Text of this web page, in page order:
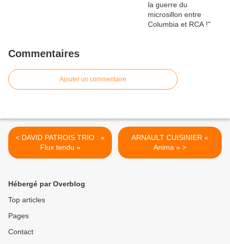
Commentaires
Ajouter un commentaire
< DAVID PATROIS TRIO : «
Flux tendu »
ARNAULT CUISINIER «
Anima » >
Hébergé par Overblog
Top articles
Pages
Contact